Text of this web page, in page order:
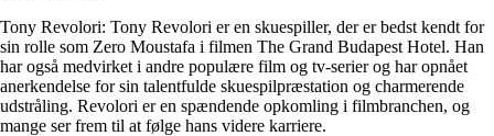
Tony Revolori: Tony Revolori er en skuespiller, der er bedst kendt for
sin rolle som Zero Moustafa i filmen The Grand Budapest Hotel. Han
har også medvirket i andre populære film og tv-serier og har opnået
anerkendelse for sin talentfulde skuespilpræstation og charmerende
udstråling. Revolori er en spændende opkomling i filmbranchen, og
mange ser frem til at følge hans videre karriere.